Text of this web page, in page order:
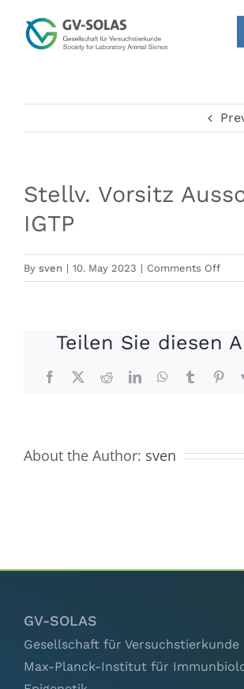
content
Start
GV-SOLAS
Kontakt
Stellv. Vorsitz
IGTP
By sven | 10. May 2023 | Comments Offon
IGTP
Teilen Sie diesen
Facebook
X RedditLinkedInWhatsApp
Tumblr
About the Author: sven
GV-SOLAS
Gesellschaft für Versuchstierkunde
Max-Planck-Institut für